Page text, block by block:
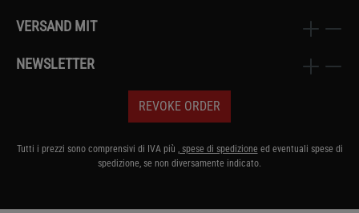
VERSAND MIT
NEWSLETTER
REVOKE ORDER
Tutti i prezzi sono comprensivi di IVA più , spese di spedizione ed eventuali spese di
spedizione, se non diversamente indicato.